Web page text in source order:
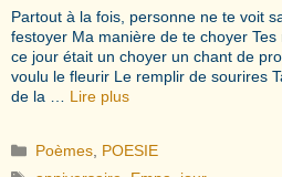
Partout à la fois, personne ne te voit
festoyer Ma manière de te choyer Tes
ce jour était un choyer un chant de
voulu le fleurir Le remplir de sourires
de la … Lire plus
Catégories
Poèmes POESIE